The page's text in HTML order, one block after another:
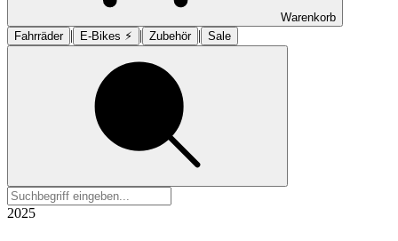
Warenkorb
Fahrräder | E-Bikes ⚡︎ | Zubehör | Sale
2025